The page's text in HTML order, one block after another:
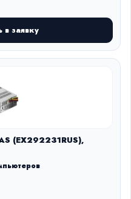
в заявку
(EX292231RUS),